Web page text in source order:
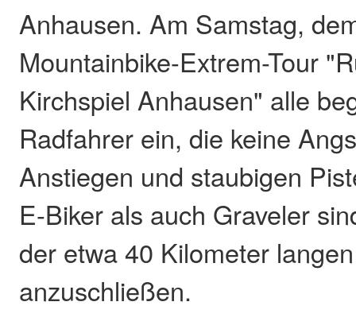
Anhausen. Am Samstag,
Mountainbike-Extrem-Tour
Kirchspiel Anhausen" alle
Radfahrer ein, die keine
Anstiegen und staubigen
E-Biker als auch Graveler
der etwa 40 Kilometer
anzuschließen.